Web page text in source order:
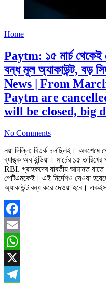
Home
Paytm: ১৫ মার্চ থেকেই
বন্ধ মূল অ্যাকাউন্ট, বড়
News | From
Paytm are
will be closed, big
No Comments
নয়া দিল্লি: বিতর্ক চলছিলই। অবশেষে
ব্যাঙ্ক অব ইন্ডিয়া। মার্চের ১৫
RBI. গ্রাহকদের যাবতীয় আমানত যাতে
পেটিএমকেই। এই নির্দেশও দেওয়া
অ্যাকাউন্ট বন্ধ করে দেওয়া হবে।
Facebook
Email
WhatsApp
X